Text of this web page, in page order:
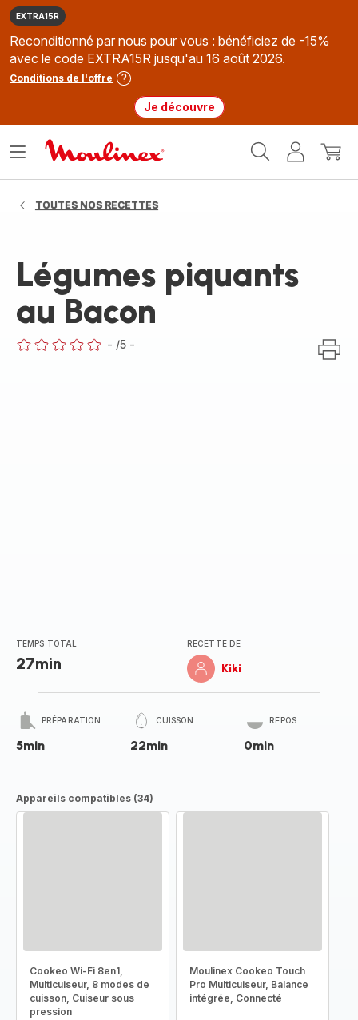
EXTRA15R
Reconditionné par nous pour vous : bénéficiez de -15%
avec le code EXTRA15R jusqu'au 16 août 2026.
Conditions de l'offre
Je découvre
MonMon
Ouvrir
TOUTES NOS RECETTES
Légumes piquants
au Bacon
- /5 -
TEMPS TOTAL
27min
RECETTE DE
Kiki
PRÉPARATION
5min
CUISSON
22min
REPOS
0min
Appareils compatibles (34)
Cookeo Wi-Fi 8en1,
Multicuiseur, 8 modes de
cuisson, Cuiseur sous
pression
Moulinex Cookeo Touch
Pro Multicuiseur, Balance
intégrée, Connecté